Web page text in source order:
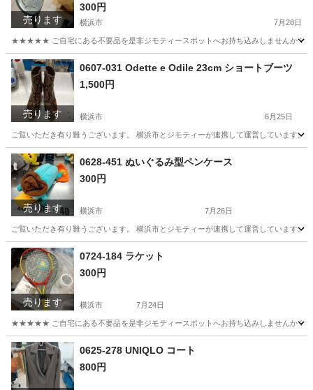
売ります
300円
横浜市 7月28日
★★★★★ ご自宅にある不要品を是非ジモティースポットへお持ち込みしませんか？
神奈川 横浜市
売ります
0607-031 Odette e Odile 23cm ショートブーツ
1,500円
横浜市 6月25日
ご覧いただき有り難うございます。 横浜市とジモティーが連携して運営していま
神奈川 横浜市 リユース
売ります
0628-451 ぬいぐるみ型ペンケース
300円
横浜市 7月26日
ご覧いただき有り難うございます。 横浜市とジモティーが連携して運営していま
神奈川 横浜市 リユース
売ります
0724-184 ラケット
300円
横浜市 7月24日
★★★★★ ご自宅にある不要品を是非ジモティースポットへお持ち込みしませんか？
神奈川 横浜市 0625-278 UNIQLO コート
800円